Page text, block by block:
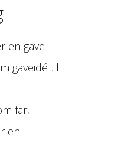
en gave
gaveidé til
far,
en